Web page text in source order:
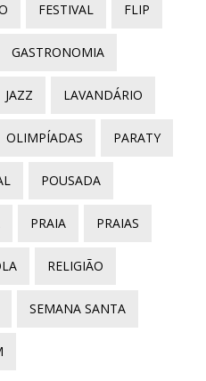
FESTIVAL FLIP
GASTRONOMIA
JAZZ LAVANDÁRIO
OLIMPÍADAS PARATY
POUSADA
PRAIA PRAIAS
RELIGIÃO
SEMANA SANTA